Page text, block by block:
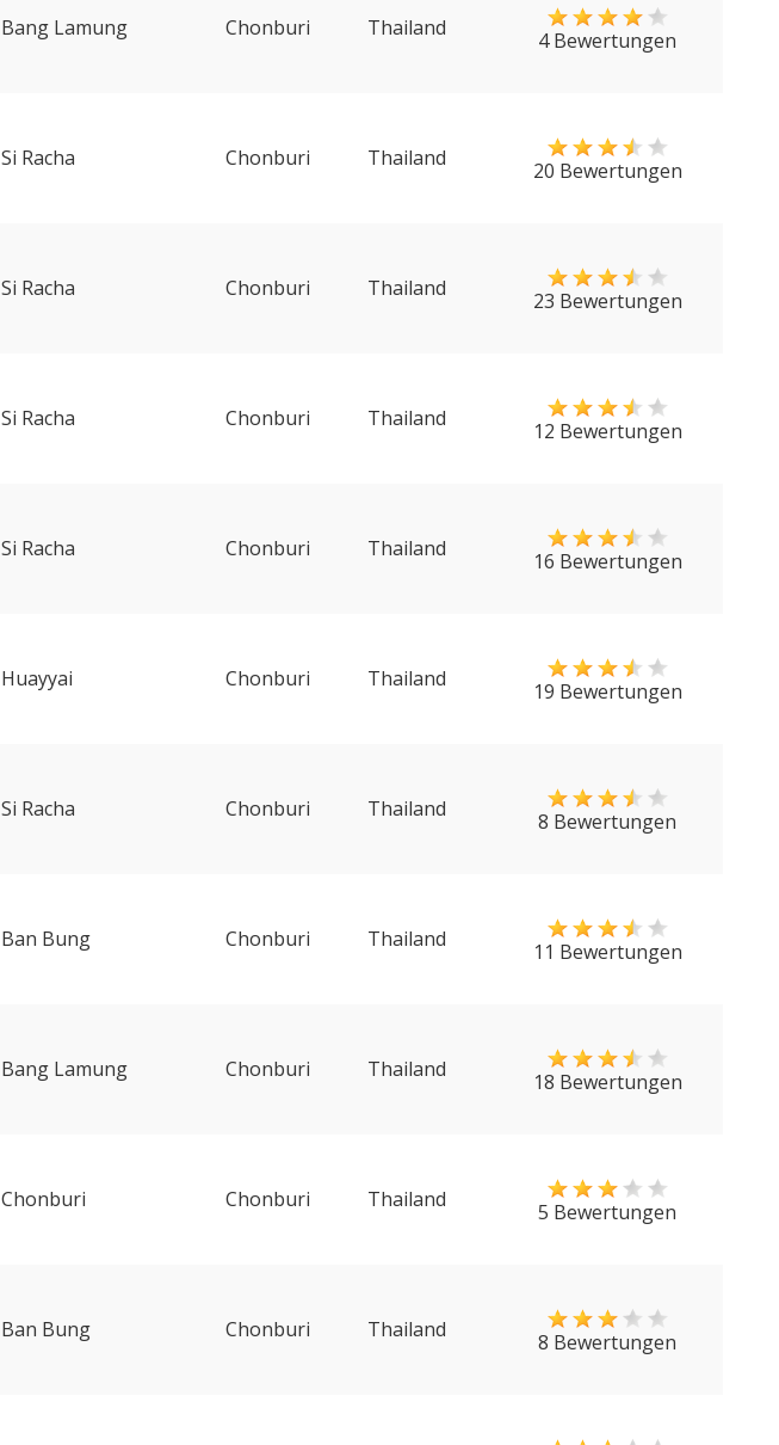
Bang Lamung Chonburi Thailand 4 Bewertungen
Si Racha Chonburi Thailand 20 Bewertungen
Si Racha Chonburi Thailand 23 Bewertungen
Si Racha Chonburi Thailand 12 Bewertungen
Si Racha Chonburi Thailand 16 Bewertungen
Huayyai Chonburi Thailand 19 Bewertungen
Si Racha Chonburi Thailand 8 Bewertungen
Ban Bung Chonburi Thailand 11 Bewertungen
Bang Lamung Chonburi Thailand 18 Bewertungen
Chonburi Chonburi Thailand 5 Bewertungen
Ban Bung Chonburi Thailand 8 Bewertungen